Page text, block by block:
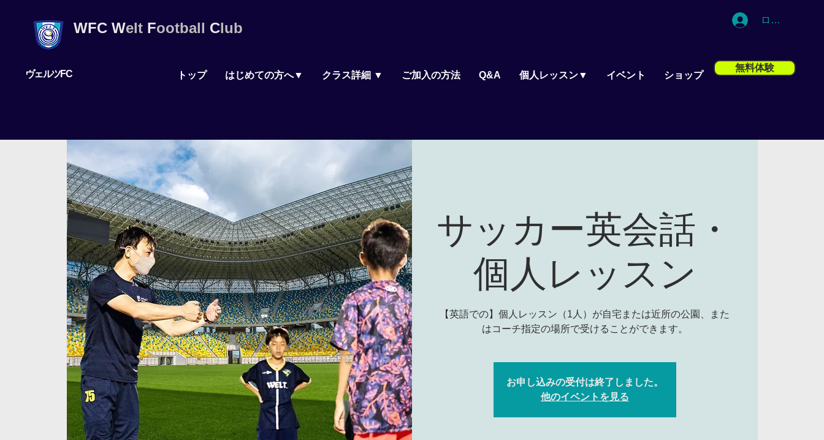
WFC Welt Football Club ログイン
ヴェルツFC トップ はじめての方へ▼ クラス詳細 ▼ ご加入の方法 Q&A 個人レッスン▼ イベント ショップ
無料体験
サッカー英会話・
個人レッスン
【英語での】個人レッスン（1人）が自宅または近所の公園、また
お申し込みの受付は終了しました。
他のイベントを見る